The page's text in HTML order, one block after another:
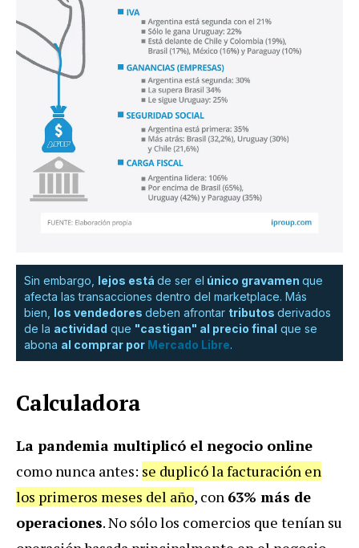
Sin embargo, lejos está de ser el único gravamen que
afecta las transacciones dentro del marketplace. Más
bien, los vendedores deben afrontar tributos derivados
de la actividad que "castigan" al precio final que se
abona al comprar por Mercado Libre.
Calculadora
La pandemia multiplicó el negocio online
como nunca antes: se duplicó la facturación en
los primeros meses del año, con 63% más de
operaciones. No sólo los comercios que tenían su